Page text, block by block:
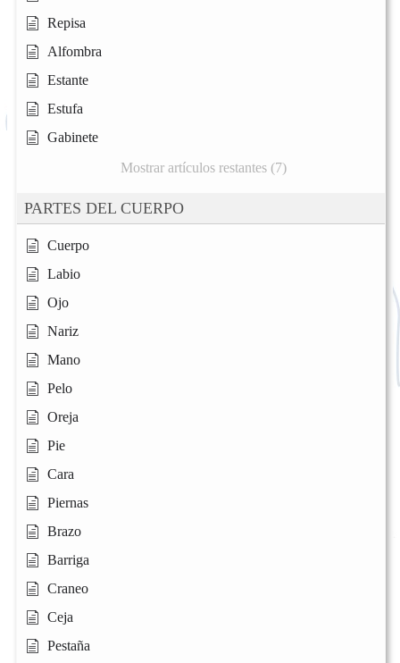
Repisa
Alfombra
Estante
Estufa
Gabinete
Mostrar artículos restantes (7)
PARTES DEL CUERPO
Cuerpo
Labio
Ojo
Nariz
Mano
Pelo
Oreja
Pie
Cara
Piernas
Brazo
Barriga
Craneo
Ceja
Pestaña